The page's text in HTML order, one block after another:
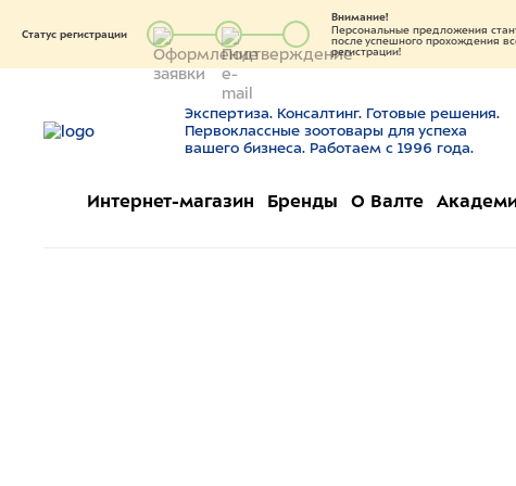
Статус регистрации
Внимание!
Персональные предложения
после успешного прохождения
регистрации!
Экспертиза. Консалтинг. Готовые решения.
Первоклассные зоотовары для успеха
вашего бизнеса. Работаем с 1996 года.
Интернет-магазин Бренды О Валте